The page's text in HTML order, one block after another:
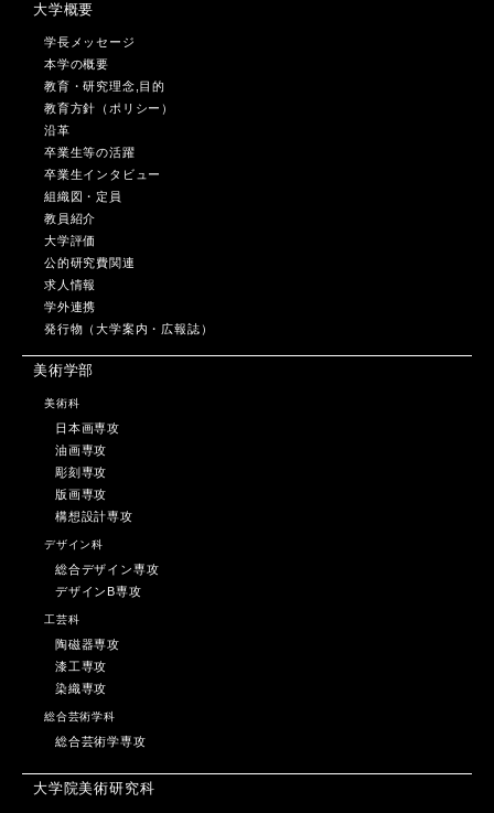
大学概要
学長メッセージ
本学の概要
教育・研究理念,目的
教育方針（ポリシー）
沿革
卒業生等の活躍
卒業生インタビュー
組織図・定員
教員紹介
大学評価
公的研究費関連
求人情報
学外連携
発行物（大学案内・広報誌）
美術学部
美術科
日本画専攻
油画専攻
彫刻専攻
版画専攻
構想設計専攻
デザイン科
総合デザイン専攻
デザインB専攻
工芸科
陶磁器専攻
漆工専攻
染織専攻
総合芸術学科
総合芸術学専攻
大学院美術研究科